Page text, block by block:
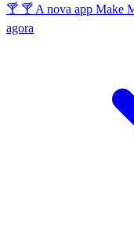
🍸 🍸 A nova app Make
agora